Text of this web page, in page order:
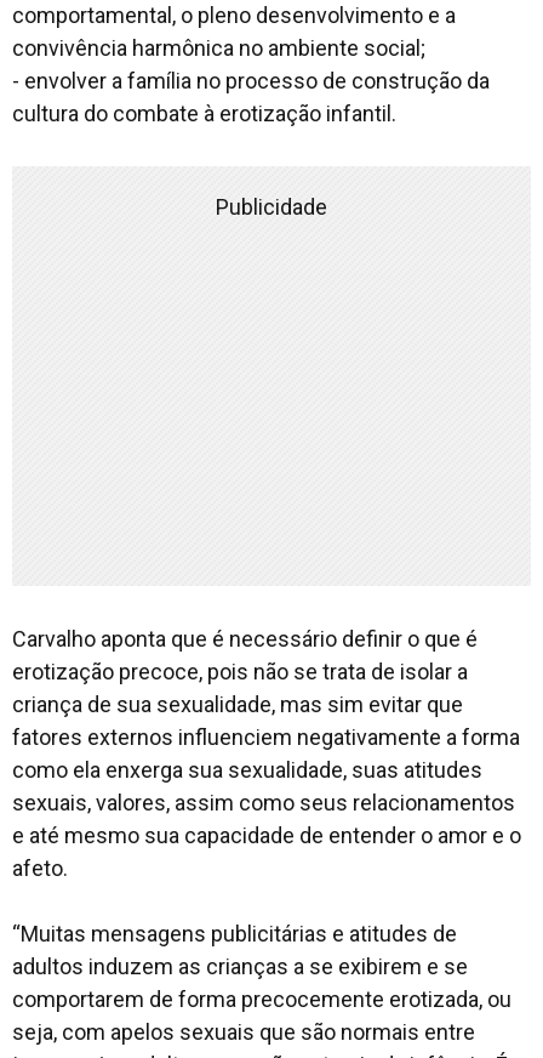
comportamental, o pleno desenvolvimento e a
convivência harmônica no ambiente social;
- envolver a família no processo de construção da
cultura do combate à erotização infantil.
Publicidade
Carvalho aponta que é necessário definir o que é
erotização precoce, pois não se trata de isolar a
criança de sua sexualidade, mas sim evitar que
fatores externos influenciem negativamente a forma
como ela enxerga sua sexualidade, suas atitudes
sexuais, valores, assim como seus relacionamentos
e até mesmo sua capacidade de entender o amor e o
afeto.
“Muitas mensagens publicitárias e atitudes de
adultos induzem as crianças a se exibirem e se
comportarem de forma precocemente erotizada, ou
seja, com apelos sexuais que são normais entre